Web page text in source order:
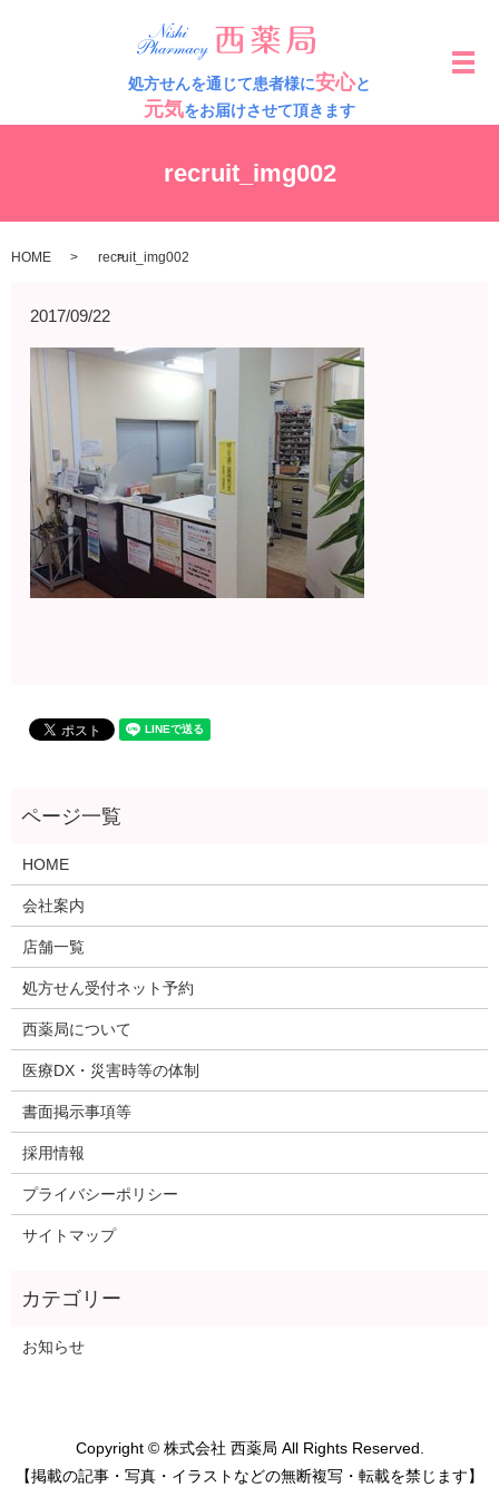
処方せんを通じて患者様に安心と
元気をお届けさせて頂きます
メ
recruit_img002
HOME recruit_img002
2017/09/22
HOME
会社案内
店舗一覧
処方せん受付ネット予約
西薬局について
医療DX・災害時等の体制
書面掲示事項等
採用情報
プライバシーポリシー
サイトマップ
お知らせ
Copyright © 株式会社 西薬局 All Rights Reserved.
【掲載の記事・写真・イラストなどの無断複写・転載を禁じます】